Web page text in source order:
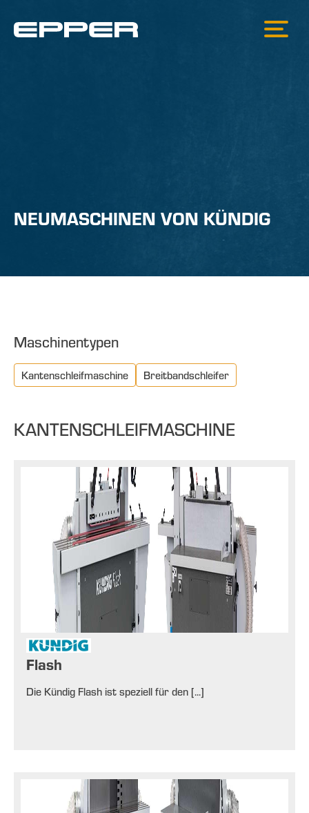
NEUMASCHINEN VON KÜNDIG
Maschinentypen
Kantenschleifmaschine Breitbandschleifer
KANTENSCHLEIFMASCHINE
Flash
Die Kündig Flash ist speziell für den [...]